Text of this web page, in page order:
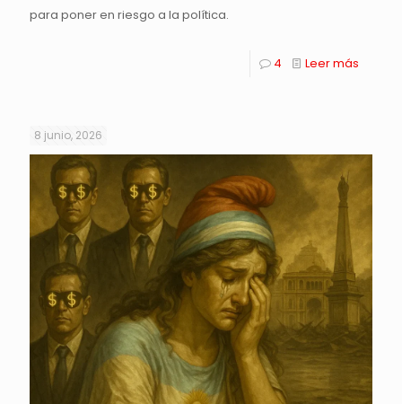
para poner en riesgo a la política.
4 Leer más
8 junio, 2026